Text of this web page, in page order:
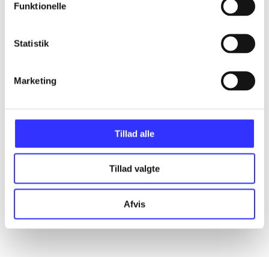
Funktionelle
Statistik
Marketing
Tillad alle
Tillad valgte
Afvis
...
...